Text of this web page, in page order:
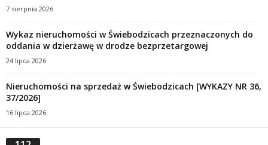
7 sierpnia 2026
Wykaz nieruchomości w Świebodzicach przeznaczonych do
oddania w dzierżawę w drodze bezprzetargowej
24 lipca 2026
Nieruchomości na sprzedaż w Świebodzicach [WYKAZY NR 36,
37/2026]
16 lipca 2026